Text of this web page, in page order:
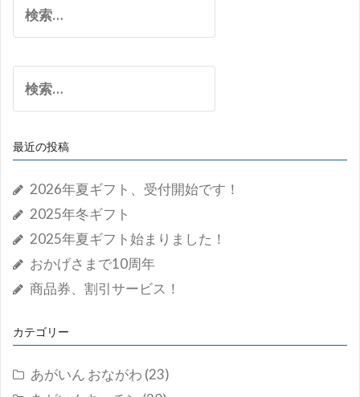
イ
ブ
索:
索:
最近の投稿
2026年夏ギフト、受付開始です！
2025年冬ギフト
2025年夏ギフト始まりました！
おかげさまで10周年
商品券、割引サービス！
カテゴリー
あがいん おながわ (23)